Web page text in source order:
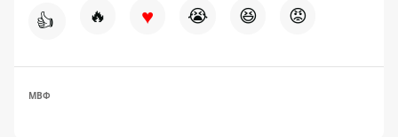
👍 🔥 ♥ 😭 😆 😡
МВФ